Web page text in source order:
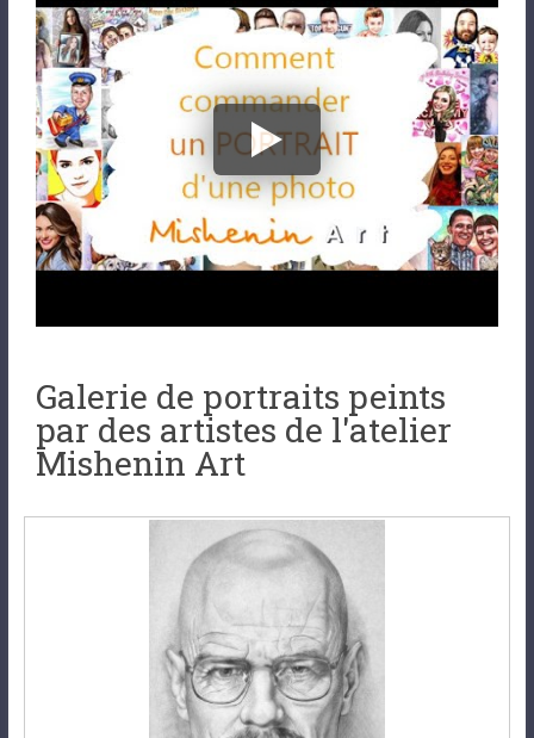
Galerie de portraits peints
par des artistes de l'atelier
Mishenin Art